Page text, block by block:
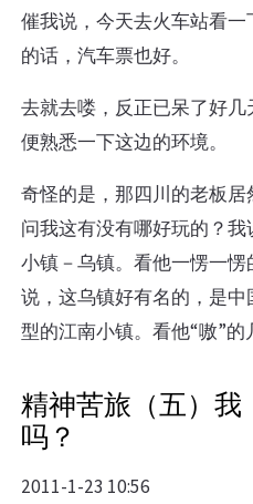
催我说，今天去火车站看
的话，汽车票也好。
去就去喽，反正已呆了好
便熟悉一下这边的环境。
奇怪的是，那四川的老板居
问我这有没有哪好玩的？
小镇－乌镇。看他一愣一
说，这乌镇好有名的，是
型的江南小镇。看他“嗷”的
精神苦旅（五）我
吗？
2011-1-23 10:56